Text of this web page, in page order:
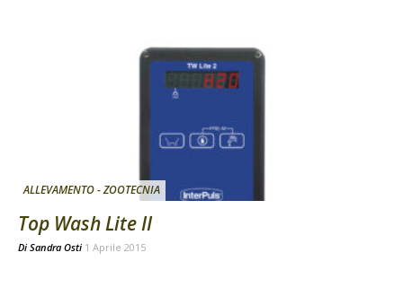
ALLEVAMENTO - ZOOTECNIA
Top Wash Lite II
Di Sandra Osti 1 Aprile 2015